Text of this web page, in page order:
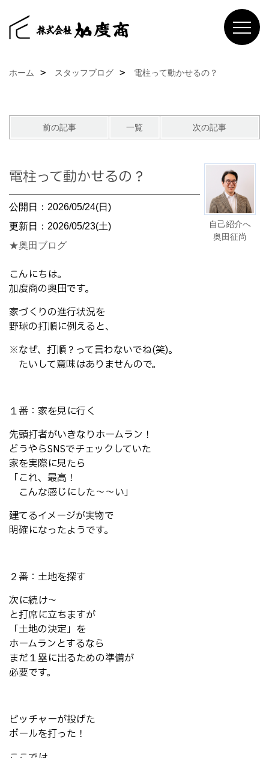
ホーム スタッフブログ 電柱って動かせるの？
前の記事 一覧 次の記事
自己紹介へ
奥田征尚
電柱って動かせるの？
公開日：2026/05/24(日)
更新日：2026/05/23(土)
★奥田ブログ
こんにちは。
加度商の奥田です。
家づくりの進行状況を
野球の打順に例えると、
※なぜ、打順？って言わないでね(笑)。
たいして意味はありませんので。
１番：家を見に行く
先頭打者がいきなりホームラン！
どうやらSNSでチェックしていた
家を実際に見たら
「これ、最高！
こんな感じにした～～い」
建てるイメージが実物で
明確になったようです。
２番：土地を探す
次に続け～
と打席に立ちますが
「土地の決定」を
ホームランとするなら
まだ１塁に出るための準備が
必要です。
ピッチャーが投げた
ボールを打った！